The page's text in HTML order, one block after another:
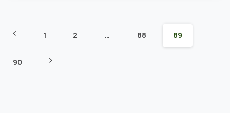
1 2 … 88 89
90